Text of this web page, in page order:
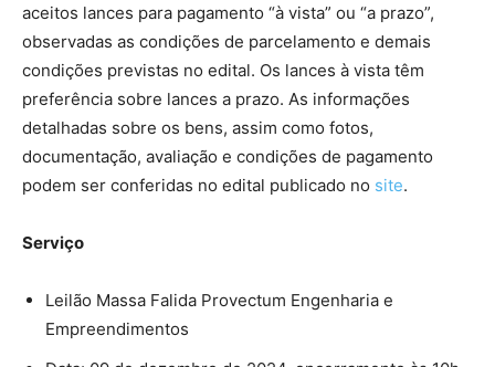
aceitos lances para pagamento “à vista” ou “a prazo”,
observadas as condições de parcelamento e demais
condições previstas no edital. Os lances à vista têm
preferência sobre lances a prazo. As informações
detalhadas sobre os bens, assim como fotos,
documentação, avaliação e condições de pagamento
podem ser conferidas no edital publicado no site.
Serviço
Leilão Massa Falida Provectum Engenharia e
Empreendimentos